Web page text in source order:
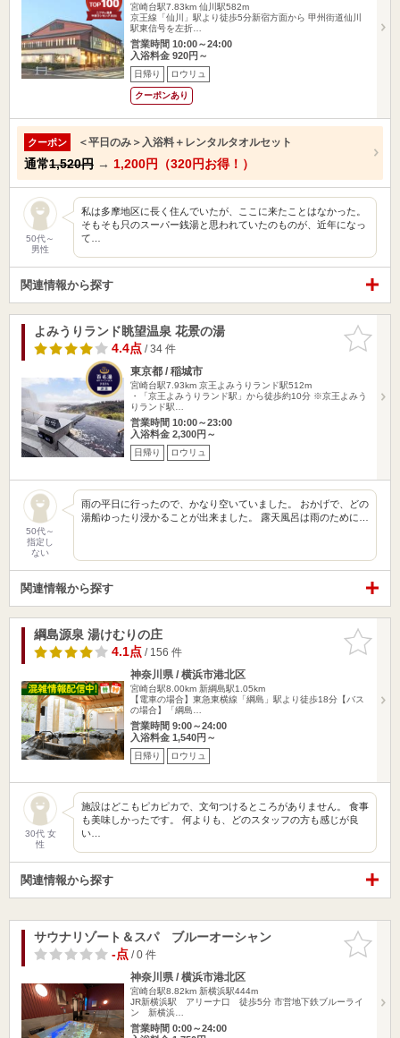
宮崎台駅7.83km 仙川駅582m
京王線「仙川」駅より徒歩5分新宿方面から 甲州街道仙川
駅東信号を左折…
営業時間 10:00～24:00
入浴料金 920円～
日帰り ロウリュ
クーポンあり
クーポン ＜平日のみ＞入浴料＋レンタルタオルセット
通常1,520円 → 1,200円（320円お得！）
50代～
男性
私は多摩地区に長く住んでいたが、ここに来たことはなかった。
そもそも只のスーパー銭湯と思われていたのものが、近年になっ
て…
関連情報から探す
お気に入
りに追加
よみうりランド眺望温泉 花景の湯
4.4点/ 34 件
東京都 / 稲城市
宮崎台駅7.93km 京王よみうりランド駅512m
・「京王よみうりランド駅」から徒歩約10分 ※京王よみう
りランド駅…
営業時間 10:00～23:00
入浴料金 2,300円～
日帰り ロウリュ
50代～
指定し
ない
雨の平日に行ったので、かなり空いていました。 おかげで、どの
湯船ゆったり浸かることが出来ました。 露天風呂は雨のために…
関連情報から探す
お気に入
りに追加
綱島源泉 湯けむりの庄
4.1点/ 156 件
神奈川県 / 横浜市港北区
宮崎台駅8.00km 新綱島駅1.05km
【電車の場合】東急東横線「綱島」駅より徒歩18分【バス
の場合】「綱島…
営業時間 9:00～24:00
入浴料金 1,540円～
日帰り ロウリュ
30代 女
性
施設はどこもピカピカで、文句つけるところがありません。 食事
も美味しかったです。 何よりも、どのスタッフの方も感じが良
い…
関連情報から探す
お気に入
りに追加
サウナリゾート＆スパ ブルーオーシャン
-点/ 0 件
神奈川県 / 横浜市港北区
宮崎台駅8.82km 新横浜駅444m
JR新横浜駅 アリーナ口 徒歩5分 市営地下鉄ブルーライ
ン 新横浜…
営業時間 0:00～24:00